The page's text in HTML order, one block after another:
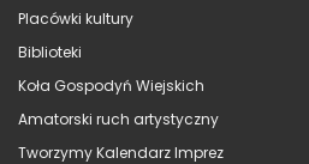
Placówki kultury
Biblioteki
Koła Gospodyń Wiejskich
Amatorski ruch artystyczny
Tworzymy Kalendarz Imprez